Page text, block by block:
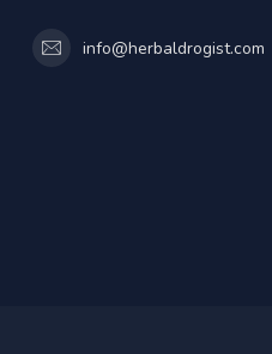
info@herbaldrogist.com